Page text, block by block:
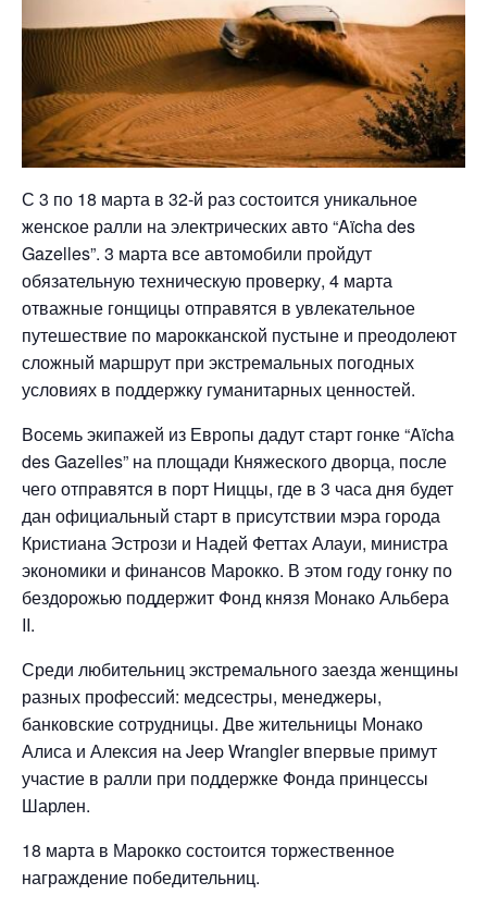
С 3 по 18 марта в 32-й раз состоится уникальное
женское ралли на электрических авто “Aïcha des
Gazelles”. 3 марта все автомобили пройдут
обязательную техническую проверку, 4 марта
отважные гонщицы отправятся в увлекательное
путешествие по марокканской пустыне и преодолеют
сложный маршрут при экстремальных погодных
условиях в поддержку гуманитарных ценностей.
Восемь экипажей из Европы дадут старт гонке “Aïcha
des Gazelles” на площади Княжеского дворца, после
чего отправятся в порт Ниццы, где в 3 часа дня будет
дан официальный старт в присутствии мэра города
Кристиана Эстрози и Надей Феттах Алауи, министра
экономики и финансов Марокко. В этом году гонку по
бездорожью поддержит Фонд князя Монако Альбера
II.
Среди любительниц экстремального заезда женщины
разных профессий: медсестры, менеджеры,
банковские сотрудницы. Две жительницы Монако
Алиса и Алексия на Jeep Wrangler впервые примут
участие в ралли при поддержке Фонда принцессы
Шарлен.
18 марта в Марокко состоится торжественное
награждение победительниц.